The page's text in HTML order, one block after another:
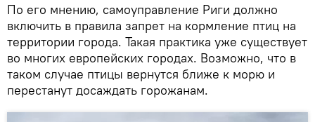
По его мнению, самоуправление Риги должно
включить в правила запрет на кормление птиц на
территории города. Такая практика уже существует
во многих европейских городах. Возможно, что в
таком случае птицы вернутся ближе к морю и
перестанут досаждать горожанам.